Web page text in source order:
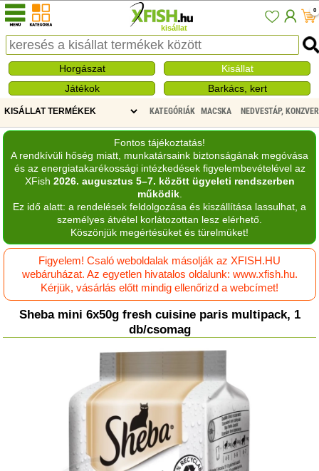
kisállat
0
Horgászat
Kisállat
Játékok
Barkács, kert
KATEGÓRIÁK MACSKA NEDVESTÁP,
Fontos tájékoztatás!
A rendkívüli hőség miatt, munkatársaink biztonságának megóvása
és az energiatakarékossági intézkedések figyelembevételével az
XFish 2026. augusztus 5–7. között ügyeleti rendszerben
működik.
Ez idő alatt: a rendelések feldolgozása és kiszállítása lassulhat, a
személyes átvétel korlátozottan lesz elérhető.
Köszönjük megértésüket és türelmüket!
Figyelem! Csaló weboldalak másolják az XFISH.HU
webáruházat. Az egyetlen hivatalos oldalunk: www.xfish.hu.
Kérjük, vásárlás előtt mindig ellenőrizd a webcímet!
Sheba mini 6x50g fresh cuisine paris multipack, 1
db/csomag